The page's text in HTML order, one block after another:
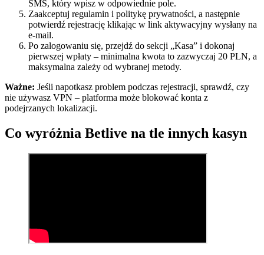
SMS, który wpisz w odpowiednie pole.
Zaakceptuj regulamin i politykę prywatności, a następnie
potwierdź rejestrację klikając w link aktywacyjny wysłany na
e-mail.
Po zalogowaniu się, przejdź do sekcji „Kasa” i dokonaj
pierwszej wpłaty – minimalna kwota to zazwyczaj 20 PLN, a
maksymalna zależy od wybranej metody.
Ważne: Jeśli napotkasz problem podczas rejestracji, sprawdź, czy
nie używasz VPN – platforma może blokować konta z
podejrzanych lokalizacji.
Co wyróżnia Betlive na tle innych kasyn